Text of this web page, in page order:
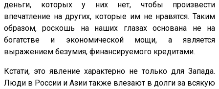
деньги, которых у них нет, чтобы произвести
впечатление на других, которые им не нравятся. Таким
образом, роскошь на наших глазах основана не на
богатстве и экономической мощи, а является
выражением безумия, финансируемого кредитами.
Кстати, это явление характерно не только для Запада.
Люди в России и Азии также влезают в долги за всякую